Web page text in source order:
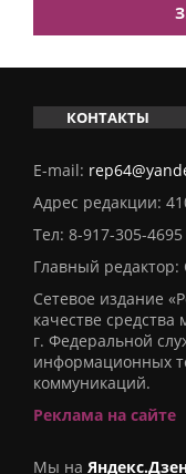
КОНТАКТЫ
E-mail:
Адрес редакции:
Тел: 8-917-305-4695
Главный редактор:
Сетевое издание
качестве
г. Федеральной
информационных
коммуникаций.
Реклама на сайте
Мы на